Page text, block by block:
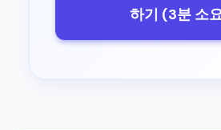
하기 (3분 소